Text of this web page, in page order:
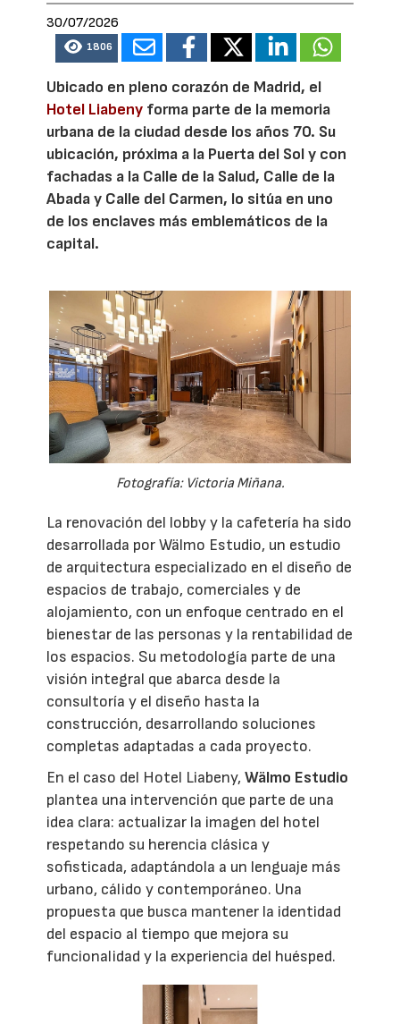
30/07/2026
1806
Ubicado en pleno corazón de Madrid, el
Hotel Liabeny forma parte de la memoria
urbana de la ciudad desde los años 70. Su
ubicación, próxima a la Puerta del Sol y con
fachadas a la Calle de la Salud, Calle de la
Abada y Calle del Carmen, lo sitúa en uno
de los enclaves más emblemáticos de la
capital.
Fotografía: Victoria Miñana.
La renovación del lobby y la cafetería ha sido
desarrollada por Wälmo Estudio, un estudio
de arquitectura especializado en el diseño de
espacios de trabajo, comerciales y de
alojamiento, con un enfoque centrado en el
bienestar de las personas y la rentabilidad de
los espacios. Su metodología parte de una
visión integral que abarca desde la
consultoría y el diseño hasta la
construcción, desarrollando soluciones
completas adaptadas a cada proyecto.
En el caso del Hotel Liabeny,Wälmo Estudio
plantea una intervención que parte de una
idea clara: actualizar la imagen del hotel
respetando su herencia clásica y
sofisticada, adaptándola a un lenguaje más
urbano, cálido y contemporáneo. Una
propuesta que busca mantener la identidad
del espacio al tiempo que mejora su
funcionalidad y la experiencia del huésped.